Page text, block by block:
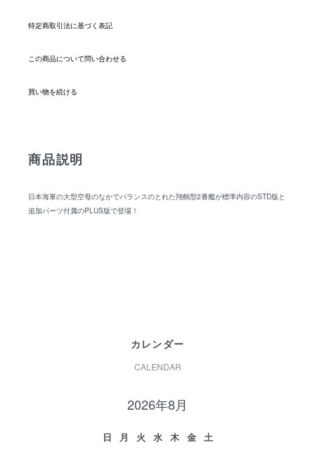
特定商取引法に基づく表記
この商品について問い合わせる
買い物を続ける
商品説明
日本海軍の大型空母のなかでバランスのとれた翔鶴型2番艦が標準内容のSTD版と
追加パーツ付属のPLUS版で登場！
カレンダー
CALENDAR
2026年8月
日 月 火 水 木 金
土